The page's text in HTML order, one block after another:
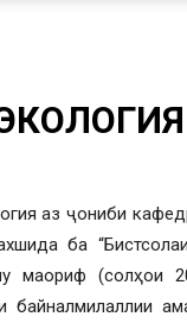
аз ҷониби
ба
маориф (солҳои
байналмилаллии